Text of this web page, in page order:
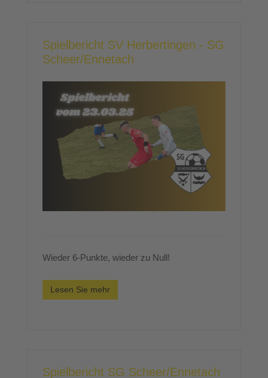
Spielbericht SV Herbertingen - SG
Scheer/Ennetach
Wieder 6-Punkte, wieder zu Null!
Lesen Sie mehr
Spielbericht SG Scheer/Ennetach